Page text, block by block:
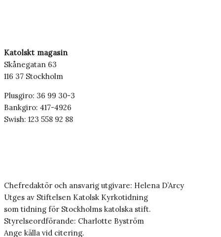
Katolskt magasin
Skånegatan 63
116 37 Stockholm
Plusgiro: 36 99 30-3
Bankgiro: 417-4926
Swish: 123 558 92 88
Chefredaktör och ansvarig utgivare: Helena D’Arcy
Utges av Stiftelsen Katolsk Kyrkotidning
som tidning för Stockholms katolska stift.
Styrelseordförande: Charlotte Byström
Ange källa vid citering.